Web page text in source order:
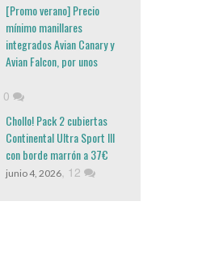
[Promo verano] Precio
mínimo manillares
integrados Avian Canary y
Avian Falcon, por unos
0
Chollo! Pack 2 cubiertas
Continental Ultra Sport III
con borde marrón a 37€
junio 4, 2026, 12